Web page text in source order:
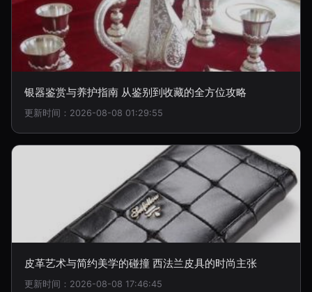
银器鉴赏与养护指南 从鉴别到收藏的全方位攻略
更新时间：2026-08-08 01:29:55
皮革艺术与简约美学的碰撞 西法兰皮具的时尚主张
更新时间：2026-08-08 17:46:45